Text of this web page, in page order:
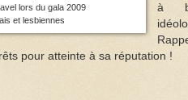
lors du gala 2009
et lesbiennes
à
pour atteinte à sa réputation !